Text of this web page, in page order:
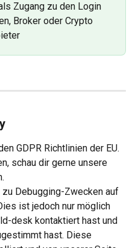
Zugang zu den Login
Broker oder Crypto
GDPR Richtlinien der EU.
schau dir gerne unsere
zu Debugging-Zwecken auf
ist jedoch nur möglich
desk kontaktiert hast und
hast. Diese